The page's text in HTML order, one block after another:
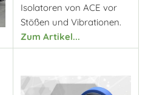
Isolatoren von ACE vor
Stößen und Vibrationen.
Zum Artikel...